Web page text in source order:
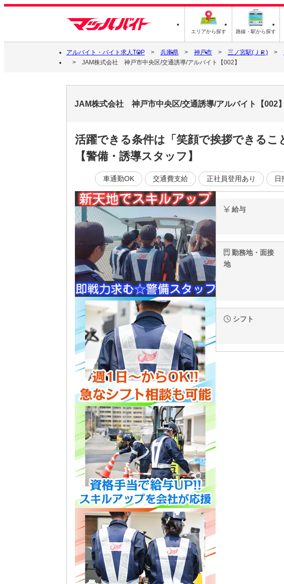
エリアから探す 路線・駅から探す
アルバイト・バイト求人TOP 兵庫県 神戸市 三ノ宮駅(ＪＲ)
JAM株式会社 神戸市中央区/交通誘導/アルバイト【002】
JAM株式会社 神戸市中央区/交通誘導/アルバイト【002
活躍できる条件は「笑顔で挨拶できる
【警備・誘導スタッフ】
車通勤OK 交通費支給 正社員登用あり 日
給与
勤務地・面接
地
シフト